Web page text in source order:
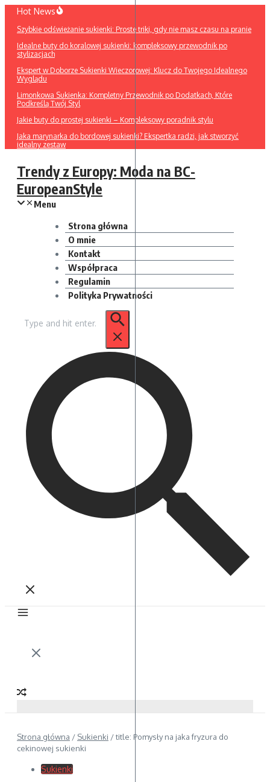
Przejdź
treści
Hot News
Szybkie odświeżanie sukienki: Proste triki, gdy nie masz czasu na pranie
Idealne buty do koralowej sukienki: kompleksowy przewodnik po
stylizacjach
Ekspert w Doborze Sukienki Wieczorowej: Klucz do Twojego Idealnego
Wyglądu
Limonkowa Sukienka: Kompletny Przewodnik po Dodatkach, Które
Podkreślą Twój Styl
Jakie buty do prostej sukienki – Kompleksowy poradnik stylu
Jaka marynarka do bordowej sukienki? Ekspertka radzi, jak stworzyć
idealny zestaw
Trendy z Europy: Moda na BC-
EuropeanStyle
Menu
Strona główna
O mnie
Kontakt
Współpraca
Regulamin
Polityka Prywatności
Strona główna / Sukienki /title: Pomysły na jaka fryzura do
cekinowej sukienki
Sukienki